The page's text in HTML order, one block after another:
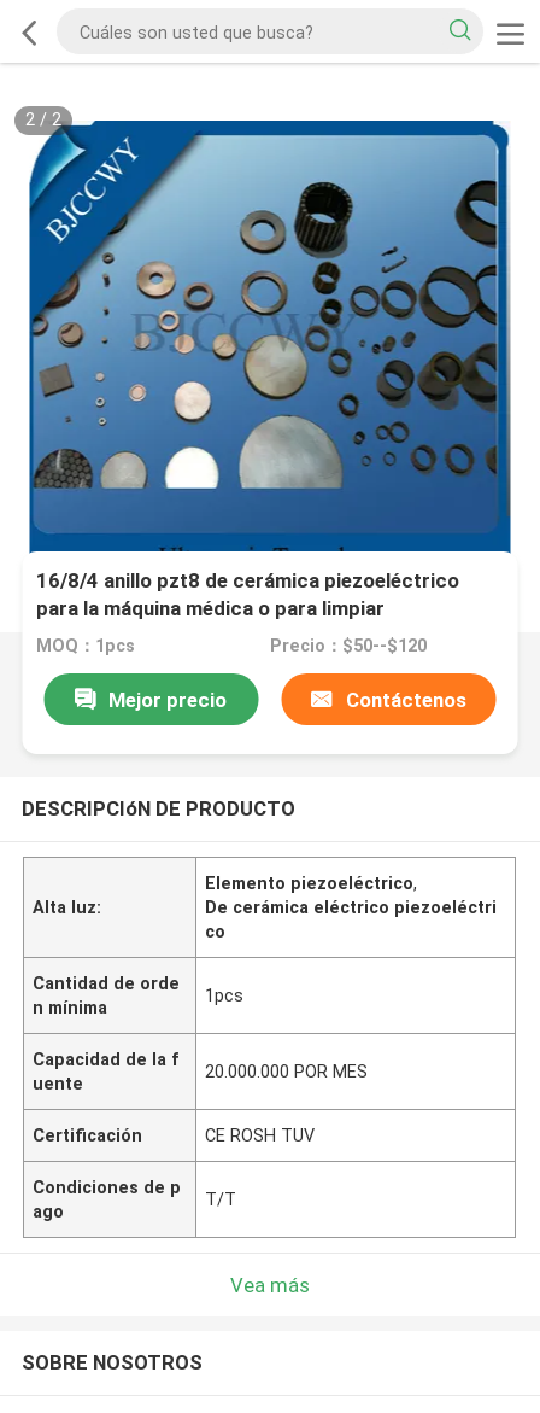
2/ 2
16/8/4 anillo pzt8 de cerámica piezoeléctrico
para la máquina médica o para limpiar
MOQ：1pcs Precio：$50--$120
Mejor precio Contáctenos
DESCRIPCIóN DE PRODUCTO
Alta luz:
Elemento piezoeléctrico,
De cerámica eléctrico piezoeléctri
co
Cantidad de orde
n mínima
1pcs
Capacidad de la f
uente
20.000.000 POR MES
Certificación CE ROSH TUV
Condiciones de p
ago
T/T
Vea más
SOBRE NOSOTROS